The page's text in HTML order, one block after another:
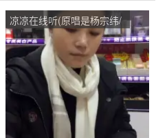
凉凉在线听(原唱是杨宗纬/
张碧晨)，姣姣【财神首
徒】演唱点播:189次